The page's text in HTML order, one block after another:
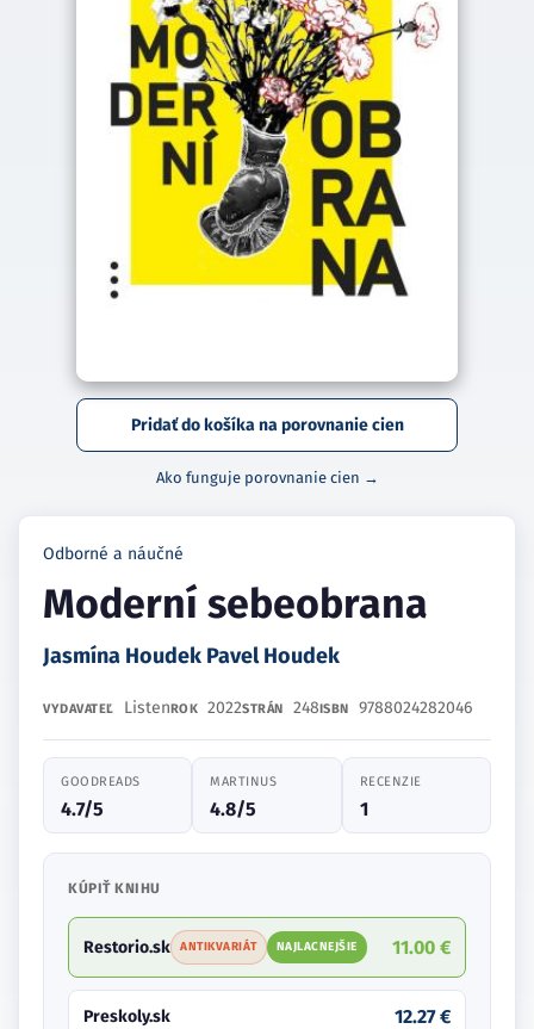
Pridať do košíka na porovnanie cien
Ako funguje porovnanie cien →
Odborné a náučné
Moderní sebeobrana
Jasmína Houdek Pavel Houdek
VYDAVATEĽ ListenROK 2022STRÁN 248ISBN 9788024282046
GOODREADS
4.7/5
MARTINUS
4.8/5
RECENZIE
1
KÚPIŤ KNIHU
Restorio.sk ANTIKVARIÁT NAJLACNEJŠIE 11.00 €
Preskoly.sk 12.27 €